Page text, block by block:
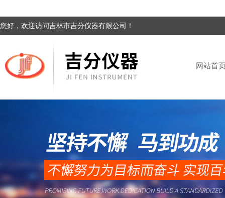
您好，欢迎访问吉林市吉分仪器有限公司！
网站首